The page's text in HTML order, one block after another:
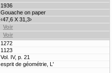
1936
Gouache on paper
‹47,6 X 31,3›
1272
1123
Vol. IV, p. 21
esprit de géométrie, L'